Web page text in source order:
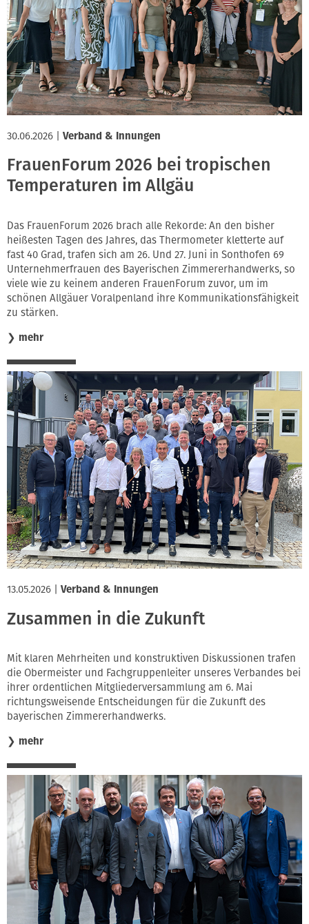
30.06.2026 Verband & Innungen
FrauenForum 2026 bei tropischen
Temperaturen im Allgäu
Das FrauenForum 2026 brach alle Rekorde: An den bisher
heißesten Tagen des Jahres, das Thermometer kletterte auf
fast 40 Grad, trafen sich am 26. Und 27. Juni in Sonthofen 69
Unternehmerfrauen des Bayerischen Zimmererhandwerks, so
viele wie zu keinem anderen FrauenForum zuvor, um im
schönen Allgäuer Voralpenland ihre Kommunikationsfähigkeit
zu stärken.
❯ mehr
13.05.2026 Verband & Innungen
Zusammen in die Zukunft
Mit klaren Mehrheiten und konstruktiven Diskussionen trafen
die Obermeister und Fachgruppenleiter unseres Verbandes bei
ihrer ordentlichen Mitgliederversammlung am 6. Mai
richtungsweisende Entscheidungen für die Zukunft des
bayerischen Zimmererhandwerks.
❯ mehr